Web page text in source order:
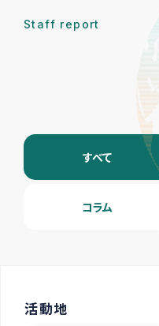
Staff report
すべて
コラム
活動地